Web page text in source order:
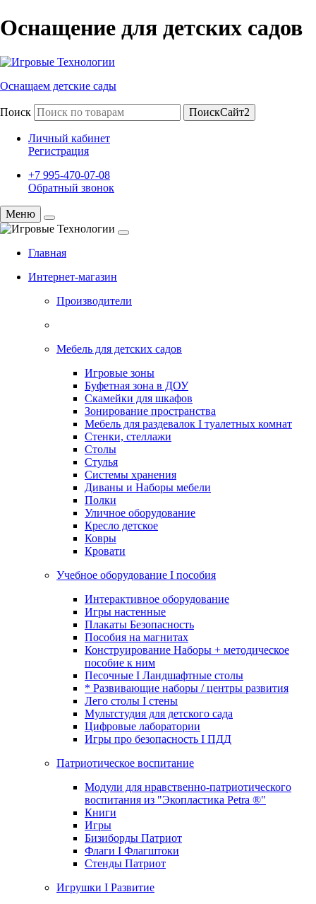
Оснащение для детских садов
Оснащаем детские сады
Поиск ПоискСайт2
Личный кабинет
Регистрация
+7 995-470-07-08
Обратный звонок
Меню
Главная
Интернет-магазин
Производители
Мебель для детских садов
Игровые зоны
Буфетная зона в ДОУ
Скамейки для шкафов
Зонирование пространства
Мебель для раздевалок I туалетных комнат
Стенки, стеллажи
Столы
Стулья
Системы хранения
Диваны и Наборы мебели
Полки
Уличное оборудование
Кресло детское
Ковры
Кровати
Учебное оборудование I пособия
Интерактивное оборудование
Игры настенные
Плакаты Безопасность
Пособия на магнитах
Конструирование Наборы + методическое
пособие к ним
Песочные I Ландшафтные столы
* Развивающие наборы / центры развития
Лего столы I стены
Мультстудия для детского сада
Цифровые лаборатории
Игры про безопасность I ПДД
Патриотическое воспитание
Модули для нравственно-патриотического
воспитания из "Экопластика Petra ®"
Книги
Игры
Бизиборды Патриот
Флаги I Флагштоки
Стенды Патриот
Игрушки I Развитие